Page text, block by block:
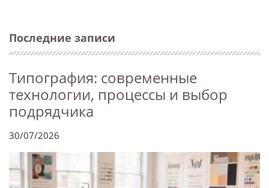
Последние записи
Типография: современные
технологии, процессы и выбор
подрядчика
30/07/2026